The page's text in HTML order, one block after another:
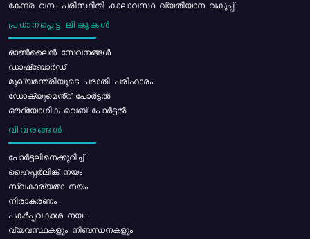
കേന്ദ്ര വനം പരിസ്ഥിതി കാലാവസ്ഥ വ്യതിയാന വകുപ്പ്
പ്രധാനപ്പെട്ട ലിങ്കുകൾ
ഓൺലൈൻ സേവനങ്ങൾ
ഡാഷ്ബോർഡ്
മുഖ്യമന്ത്രിയുടെ പരാതി പരിഹാരം
ഡോക്യുമെൻ്റ് പോർട്ടൽ
ഔദ്യോഗിക വെബ് പോർട്ടൽ
വിവരങ്ങൾ
പോര്‍ട്ടലിനെക്കുറിച്ച്
ഹൈപ്പർലിങ്ക് നയം
സ്വകാര്യതാ നയം
നിരാകരണം
പകർപ്പവകാശ നയം
വ്യവസ്ഥകളും നിബന്ധനകളും